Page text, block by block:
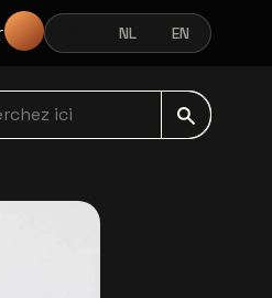
FRANÇAISNEDERLANDS
NL ENGLISH
EN
ici navbar